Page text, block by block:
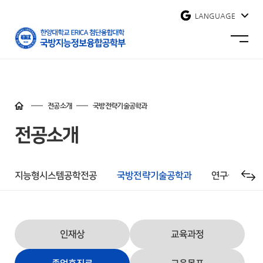
한양대학교
국방지능정보융합공학부
사이트맵
LANGUAGE
바로가기
전공소개 국방전략기술공학과
전공소개
지능형시스템공학전공 국방전략기술공학과 연구실 소개
인재상 교육과정